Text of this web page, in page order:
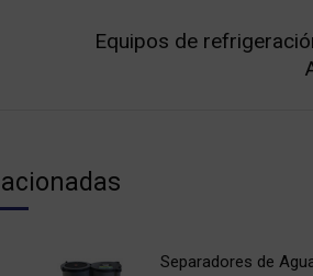
Equipos de
Separadores de